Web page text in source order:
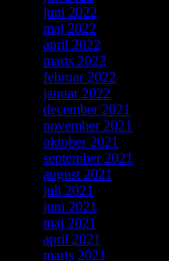
juni 2022
maj 2022
april 2022
marts 2022
februar 2022
januar 2022
december 2021
november 2021
oktober 2021
september 2021
august 2021
juli 2021
juni 2021
maj 2021
april 2021
marts 2021